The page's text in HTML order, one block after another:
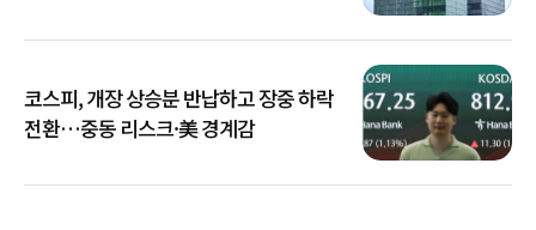
코스피, 개장 상승분 반납하고 장중 하락
전환…중동 리스크·美 경계감